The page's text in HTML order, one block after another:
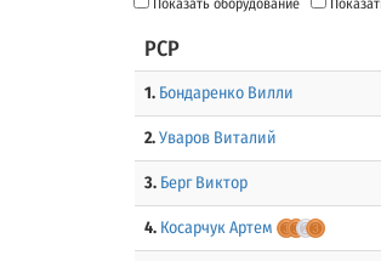
Показать оборудование
PCP
1. Бондаренко Вилли
2. Уваров Виталий
3. Берг Виктор
4. Косарчук Артем